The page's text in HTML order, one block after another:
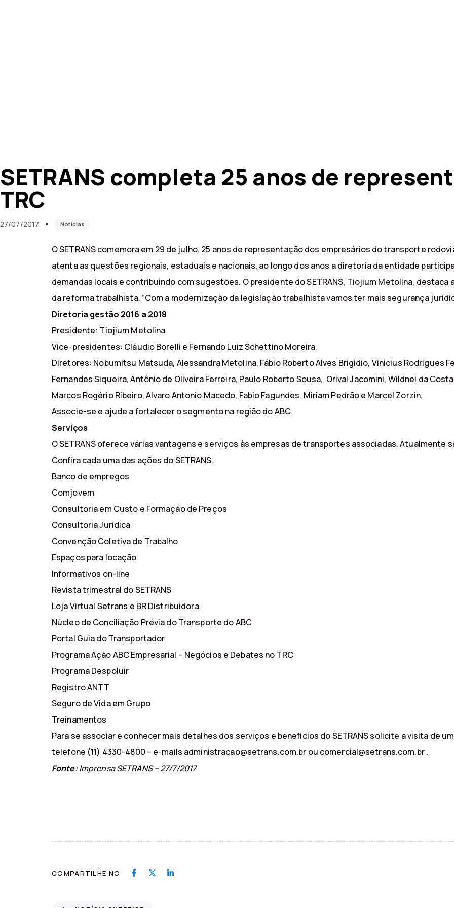
SETRANS completa 25 anos de
TRC
27/07/2017 Notícias
O SETRANS comemora em 29 de julho, 25 anos de representação dos empresários do transporte
atenta as questões regionais, estaduais e nacionais, ao longo dos anos a diretoria da entidade
demandas locais e contribuindo com sugestões. O presidente do SETRANS, Tiojium Metolina, destaca
da reforma trabalhista. “Com a modernização da legislação trabalhista vamos ter mais segurança
Diretoria gestão 2016 a 2018
Presidente: Tiojium Metolina
Vice-presidentes: Cláudio Borelli e Fernando Luiz Schettino Moreira.
Diretores: Nobumitsu Matsuda, Alessandra Metolina, Fábio Roberto Alves Brigidio, Vinicius Rodrigues
Fernandes Siqueira, Antônio de Oliveira Ferreira, Paulo Roberto Sousa, Orival Jacomini, Wildnei da
Marcos Rogério Ribeiro, Alvaro Antonio Macedo, Fabio Fagundes, Miriam Pedrão e Marcel Zorzin.
Associe-se e ajude a fortalecer o segmento na região do ABC.
Serviços
O SETRANS oferece várias vantagens e serviços às empresas de transportes associadas. Atualmente
Confira cada uma das ações do SETRANS.
Banco de empregos
Comjovem
Consultoria em Custo e Formação de Preços
Consultoria Jurídica
Convenção Coletiva de Trabalho
Espaços para locação.
Informativos on-line
Revista trimestral do SETRANS
Loja Virtual Setrans e BR Distribuidora
Núcleo de Conciliação Prévia do Transporte do ABC
Portal Guia do Transportador
Programa Ação ABC Empresarial – Negócios e Debates no TRC
Programa Despoluir
Registro ANTT
Seguro de Vida em Grupo
Treinamentos
Para se associar e conhecer mais detalhes dos serviços e benefícios do SETRANS solicite a visita de
telefone (11) 4330-4800 – e-mails administracao@setrans.com.br ou comercial@setrans.com.br .
Fonte:Imprensa SETRANS – 27/7/2017
COMPARTILHE NO